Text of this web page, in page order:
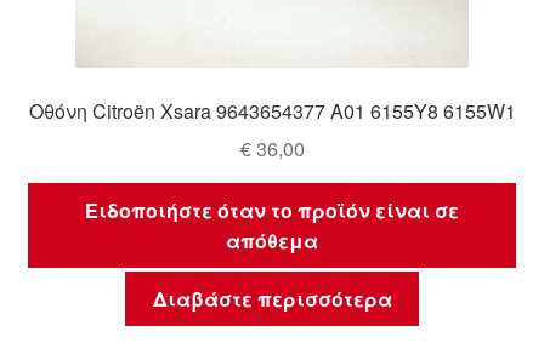
Οθόνη Citroën Xsara 9643654377 A01 6155Y8 6155W1
€36,00
Ειδοποιήστε όταν το προϊόν είναι σε
απόθεμα
Διαβάστε περισσότερα